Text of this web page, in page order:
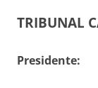
TRIBUNAL
Presidente: